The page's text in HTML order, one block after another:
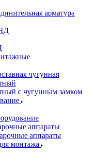
арматура
чугунная
с чугунным замком
аппараты
аппараты
монтажа